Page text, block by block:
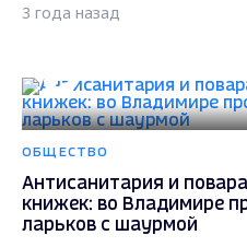
3 года назад
ОБЩЕСТВО
Антисанитария и
книжек: во Владимире
ларьков с шаурмой